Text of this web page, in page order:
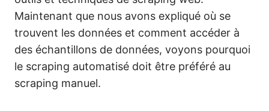
Maintenant que nous avons expliqué où se
trouvent les données et comment accéder à
des échantillons de données, voyons pourquoi
le scraping automatisé doit être préféré au
scraping manuel.